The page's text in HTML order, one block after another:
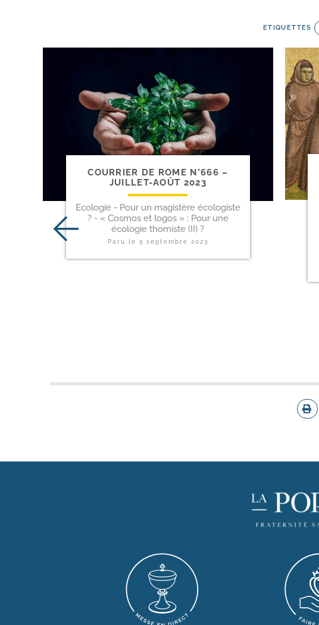
ETIQUETTES
COURRIER DE ROME N°666 –
JUILLET-​AOÛT 2023
Ecologie - Pour un magistère écologiste
? - « Cosmos et logos » : Pour une
écologie thomiste (II) ?
Paru le 5 septembre 2023